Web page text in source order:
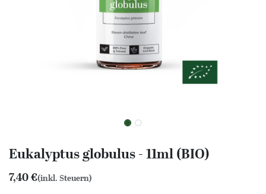
Eukalyptus globulus - 11ml (BIO)
7,40€(inkl. Steuern)